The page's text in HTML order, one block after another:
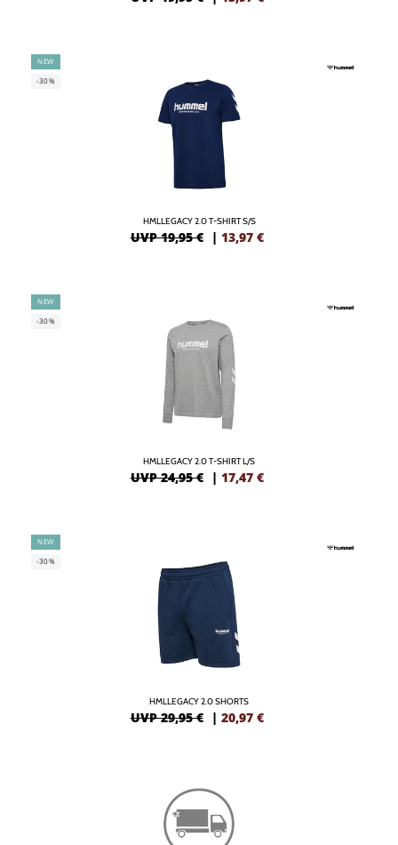
NEW
-30%
HMLLEGACY 2.0 T-SHIRT S/S
UVP 19,95 € | 13,97 €
NEW
-30%
HMLLEGACY 2.0 T-SHIRT L/S
UVP 24,95 € | 17,47 €
NEW
-30%
HMLLEGACY 2.0 SHORTS
UVP 29,95 € | 20,97 €